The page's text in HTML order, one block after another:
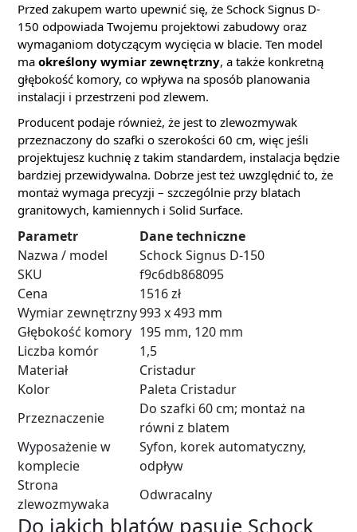
Przed zakupem warto upewnić się, że Schock Signus D-
150 odpowiada Twojemu projektowi zabudowy oraz
wymaganiom dotyczącym wycięcia w blacie. Ten model
ma określony wymiar zewnętrzny, a także konkretną
głębokość komory, co wpływa na sposób planowania
instalacji i przestrzeni pod zlewem.
Producent podaje również, że jest to zlewozmywak
przeznaczony do szafki o szerokości 60 cm, więc jeśli
projektujesz kuchnię z takim standardem, instalacja będzie
bardziej przewidywalna. Dobrze jest też uwzględnić to, że
montaż wymaga precyzji – szczególnie przy blatach
granitowych, kamiennych i Solid Surface.
Parametr
Dane techniczne
Nazwa / model
Schock Signus D-150
SKU
f9c6db868095
Cena
1516 zł
Wymiar zewnętrzny993 x 493 mm
Głębokość komory 195 mm, 120 mm
Liczba komór
1,5
Materiał
Cristadur
Kolor
Paleta Cristadur
Przeznaczenie
Do szafki 60 cm; montaż na
równi z blatem
Wyposażenie w
komplecie
Syfon, korek automatyczny,
odpływ
Strona
zlewozmywaka
Odwracalny
Do jakich blatów pasuje Schock